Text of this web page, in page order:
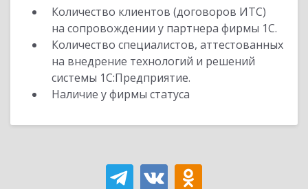
Количество клиентов (договоров ИТС)
на сопровождении у партнера фирмы 1С.
Количество специалистов, аттестованных
на внедрение технологий и решений
системы 1С:Предприятие.
Наличие у фирмы статуса